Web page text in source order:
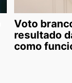
Voto
resultado
como